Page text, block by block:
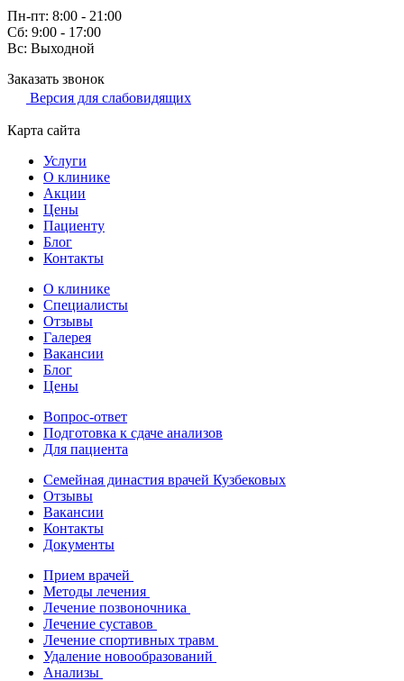
Пн-пт: 8:00 - 21:00
Сб: 9:00 - 17:00
Вс: Выходной
Заказать звонок
Версия для слабовидящих
Карта сайта
Услуги
О клинике
Акции
Цены
Пациенту
Блог
Контакты
О клинике
Специалисты
Отзывы
Галерея
Вакансии
Блог
Цены
Вопрос-ответ
Подготовка к сдаче анализов
Для пациента
Семейная династия врачей Кузбековых
Отзывы
Вакансии
Контакты
Документы
Прием врачей
Методы лечения
Лечение позвоночника
Лечение суставов
Лечение спортивных травм
Удаление новообразований
Анализы